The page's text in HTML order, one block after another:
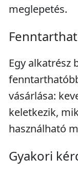
meglepetés.
Egy alkatrész
vásárlása:
keletkezik,
használható
Gyakori